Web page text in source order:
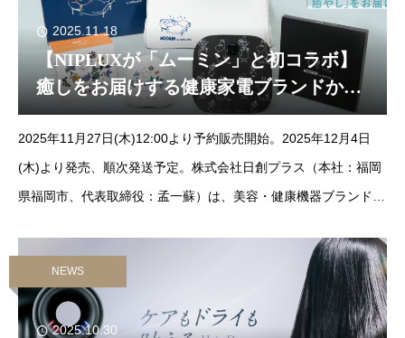
2025.11.18
【NIPLUXが「ムーミン」と初コラボ】
癒しをお届けする健康家電ブランドから
3商品のムーミン限定デザインが発売決
定！
2025年11月27日(木)12:00より予約販売開始。2025年12月4日
(木)より発売、順次発送予定。株式会社日創プラス（本社：福岡
県福岡市、代表取締役：孟一蘇）は、美容・健康機器ブランド
定した
NEWS
2025.10.30